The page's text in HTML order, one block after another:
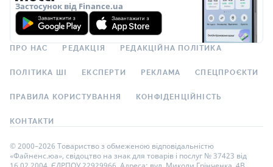
Застосунок від Finance.ua
ПРО НАС РЕДАКЦІЯ РЕДАКЦІЙНА ПОЛІТИКА
ПОЛІТИКА ШІ ЕКСПЕРТИ РЕКЛАМА СПЕЦПРОЄКТИ
ПРАВИЛА КОРИСТУВАННЯ КОНФІДЕНЦІЙНІСТЬ
КОНТАКТИ
© 2000–2026 Товариство з обмеженою відповідальністю
«Файненс.юа», свідоцтво на знак для товарів і послуг № 37423 від